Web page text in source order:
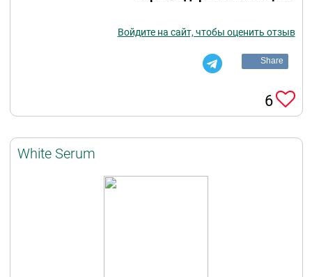
Войдите на сайт, чтобы оценить отзыв
Share
6
White Serum